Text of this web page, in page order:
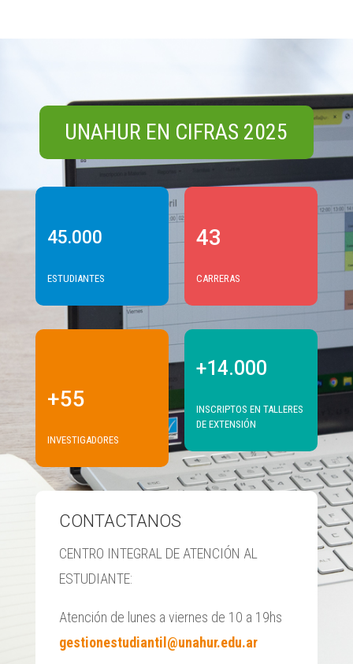
UNAHUR EN CIFRAS 2025
45.000
ESTUDIANTES
+55
INVESTIGADORES
43
CARRERAS
+14.000
INSCRIPTOS EN TALLERES
DE EXTENSIÓN
CONTACTANOS
CENTRO INTEGRAL DE ATENCIÓN AL
ESTUDIANTE:
Atención de lunes a viernes de 10 a 19hs
gestionestudiantil@unahur.edu.ar